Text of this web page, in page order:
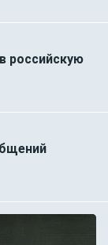
российскую